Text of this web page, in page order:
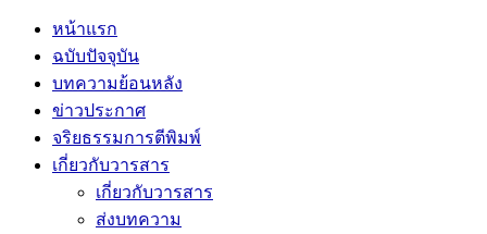
หน้าแรก
ฉบับปัจจุบัน
บทความย้อนหลัง
ข่าวประกาศ
จริยธรรมการตีพิมพ์
เกี่ยวกับวารสาร
เกี่ยวกับวารสาร
ส่งบทความ